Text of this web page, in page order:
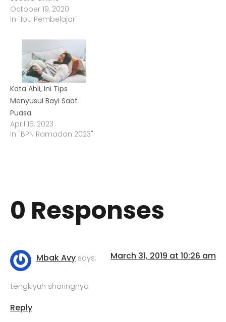
October 19, 2020
In "Ibu Pembelajar"
Kata Ahli, Ini Tips
Menyusui Bayi Saat
Puasa
April 15, 2023
In "BPN Ramadan 2023"
0 Responses
Mbak Avy says: March 31, 2019 at 10:26 am
tengkiyuh sharingnya
Reply